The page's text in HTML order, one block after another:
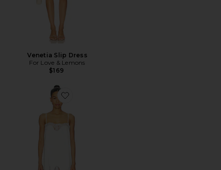
Venetia Slip Dress
For Love & Lemons
$169
Favorite Olivia Slip Dress